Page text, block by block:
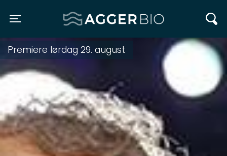
Toggle navigation
Agger BIO
Premiere lørdag 29. august